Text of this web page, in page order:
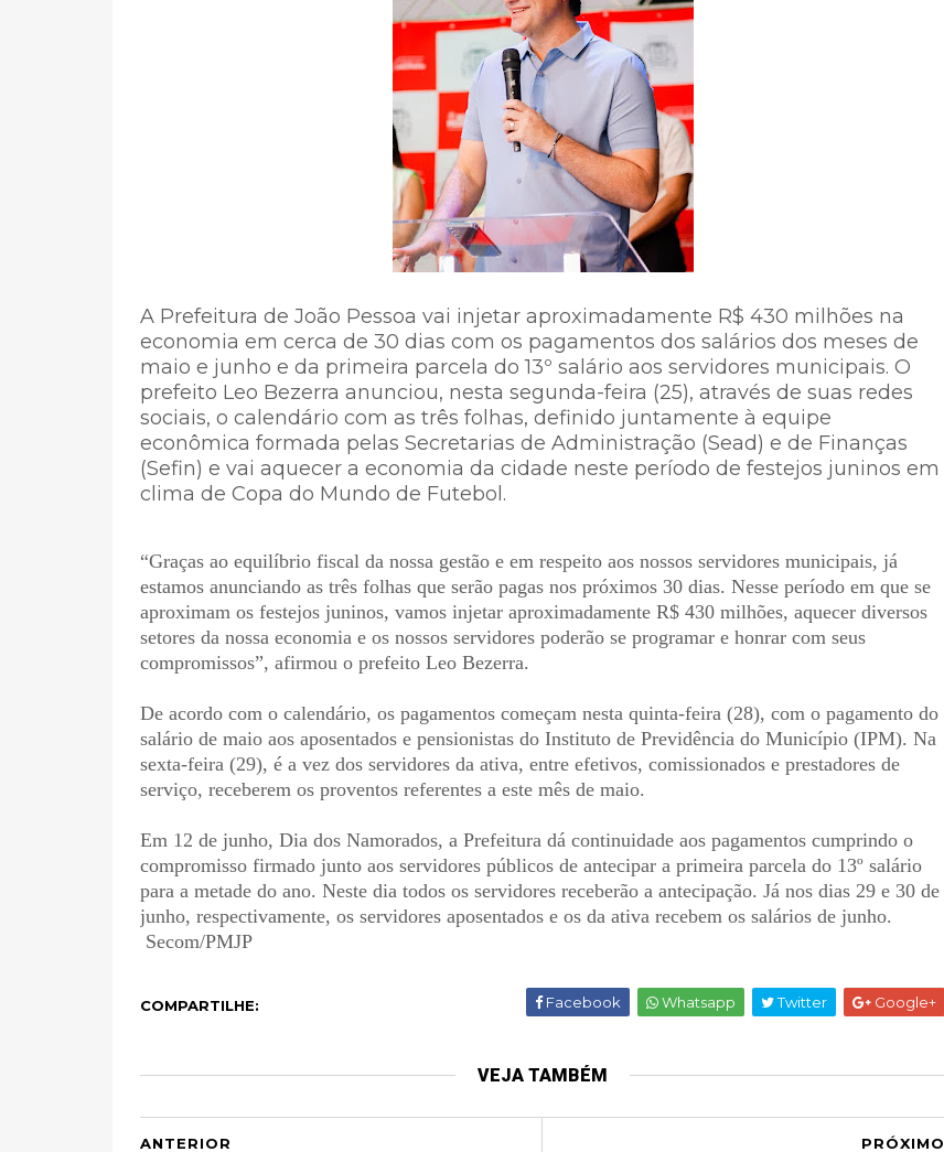
A Prefeitura de João Pessoa vai injetar aproximadamente R$ 430 milhões na
economia em cerca de 30 dias com os pagamentos dos salários dos meses de
maio e junho e da primeira parcela do 13º salário aos servidores municipais. O
prefeito Leo Bezerra anunciou, nesta segunda-feira (25), através de suas redes
sociais, o calendário com as três folhas, definido juntamente à equipe
econômica formada pelas Secretarias de Administração (Sead) e de Finanças
(Sefin) e vai aquecer a economia da cidade neste período de festejos juninos em
clima de Copa do Mundo de Futebol.
“Graças ao equilíbrio fiscal da nossa gestão e em respeito aos nossos servidores municipais, já
estamos anunciando as três folhas que serão pagas nos próximos 30 dias. Nesse período em que se
aproximam os festejos juninos, vamos injetar aproximadamente R$ 430 milhões, aquecer diversos
setores da nossa economia e os nossos servidores poderão se programar e honrar com seus
compromissos”, afirmou o prefeito Leo Bezerra.
De acordo com o calendário, os pagamentos começam nesta quinta-feira (28), com o pagamento do
salário de maio aos aposentados e pensionistas do Instituto de Previdência do Município (IPM). Na
sexta-feira (29), é a vez dos servidores da ativa, entre efetivos, comissionados e prestadores de
serviço, receberem os proventos referentes a este mês de maio.
Em 12 de junho, Dia dos Namorados, a Prefeitura dá continuidade aos pagamentos cumprindo o
compromisso firmado junto aos servidores públicos de antecipar a primeira parcela do 13º salário
para a metade do ano. Neste dia todos os servidores receberão a antecipação. Já nos dias 29 e 30 de
junho, respectivamente, os servidores aposentados e os da ativa recebem os salários de junho.
Secom/PMJP
COMPARTILHE: Facebook Whatsapp Twitter Google+
VEJA TAMBÉM
PRÓXIMO
ANTERIOR